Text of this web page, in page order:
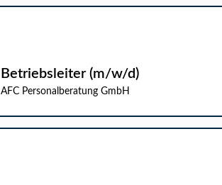
Betriebsleiter (m/w/d)
AFC Personalberatung GmbH